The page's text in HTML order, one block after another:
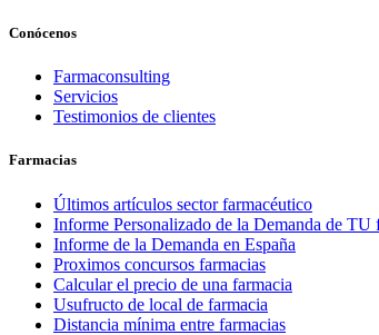
Conócenos
Farmaconsulting
Servicios
Testimonios de clientes
Farmacias
Últimos artículos sector farmacéutico
Informe Personalizado de la Demanda de TU
Informe de la Demanda en España
Proximos concursos farmacias
Calcular el precio de una farmacia
Usufructo de local de farmacia
Distancia mínima entre farmacias